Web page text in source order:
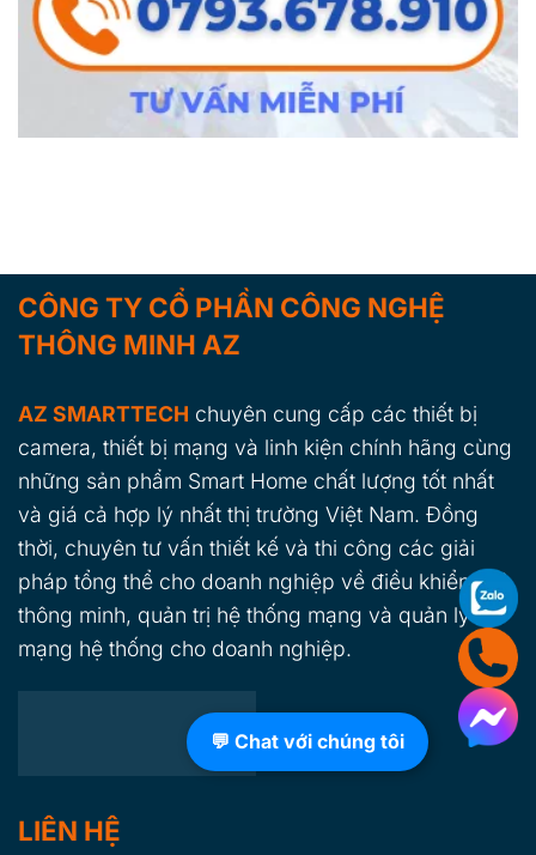
CÔNG TY CỔ PHẦN CÔNG NGHỆ
THÔNG MINH AZ
AZ SMARTTECH chuyên cung cấp các thiết bị
camera, thiết bị mạng và linh kiện chính hãng cùng
những sản phẩm Smart Home chất lượng tốt nhất
và giá cả hợp lý nhất thị trường Việt Nam. Đồng
thời, chuyên tư vấn thiết kế và thi công các giải
pháp tổng thể cho doanh nghiệp về điều khiển nhà
thông minh, quản trị hệ thống mạng và quản lý
mạng hệ thống cho doanh nghiệp.
LIÊN HỆ
💬 Chat với chúng tôi